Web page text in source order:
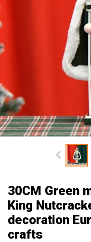
30CM Green
King
decoration
crafts